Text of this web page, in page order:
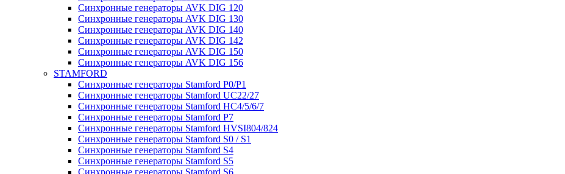
Синхронные генераторы AVK DIG 120
Синхронные генераторы AVK DIG 130
Синхронные генераторы AVK DIG 140
Синхронные генераторы AVK DIG 142
Синхронные генераторы AVK DIG 150
Синхронные генераторы AVK DIG 156
STAMFORD
Синхронные генераторы Stamford P0/P1
Синхронные генераторы Stamford UC22/27
Синхронные генераторы Stamford HC4/5/6/7
Синхронные генераторы Stamford P7
Синхронные генераторы Stamford HVSI804/824
Синхронные генераторы Stamford S0 / S1
Синхронные генераторы Stamford S4
Синхронные генераторы Stamford S5
Синхронные генераторы Stamford S6